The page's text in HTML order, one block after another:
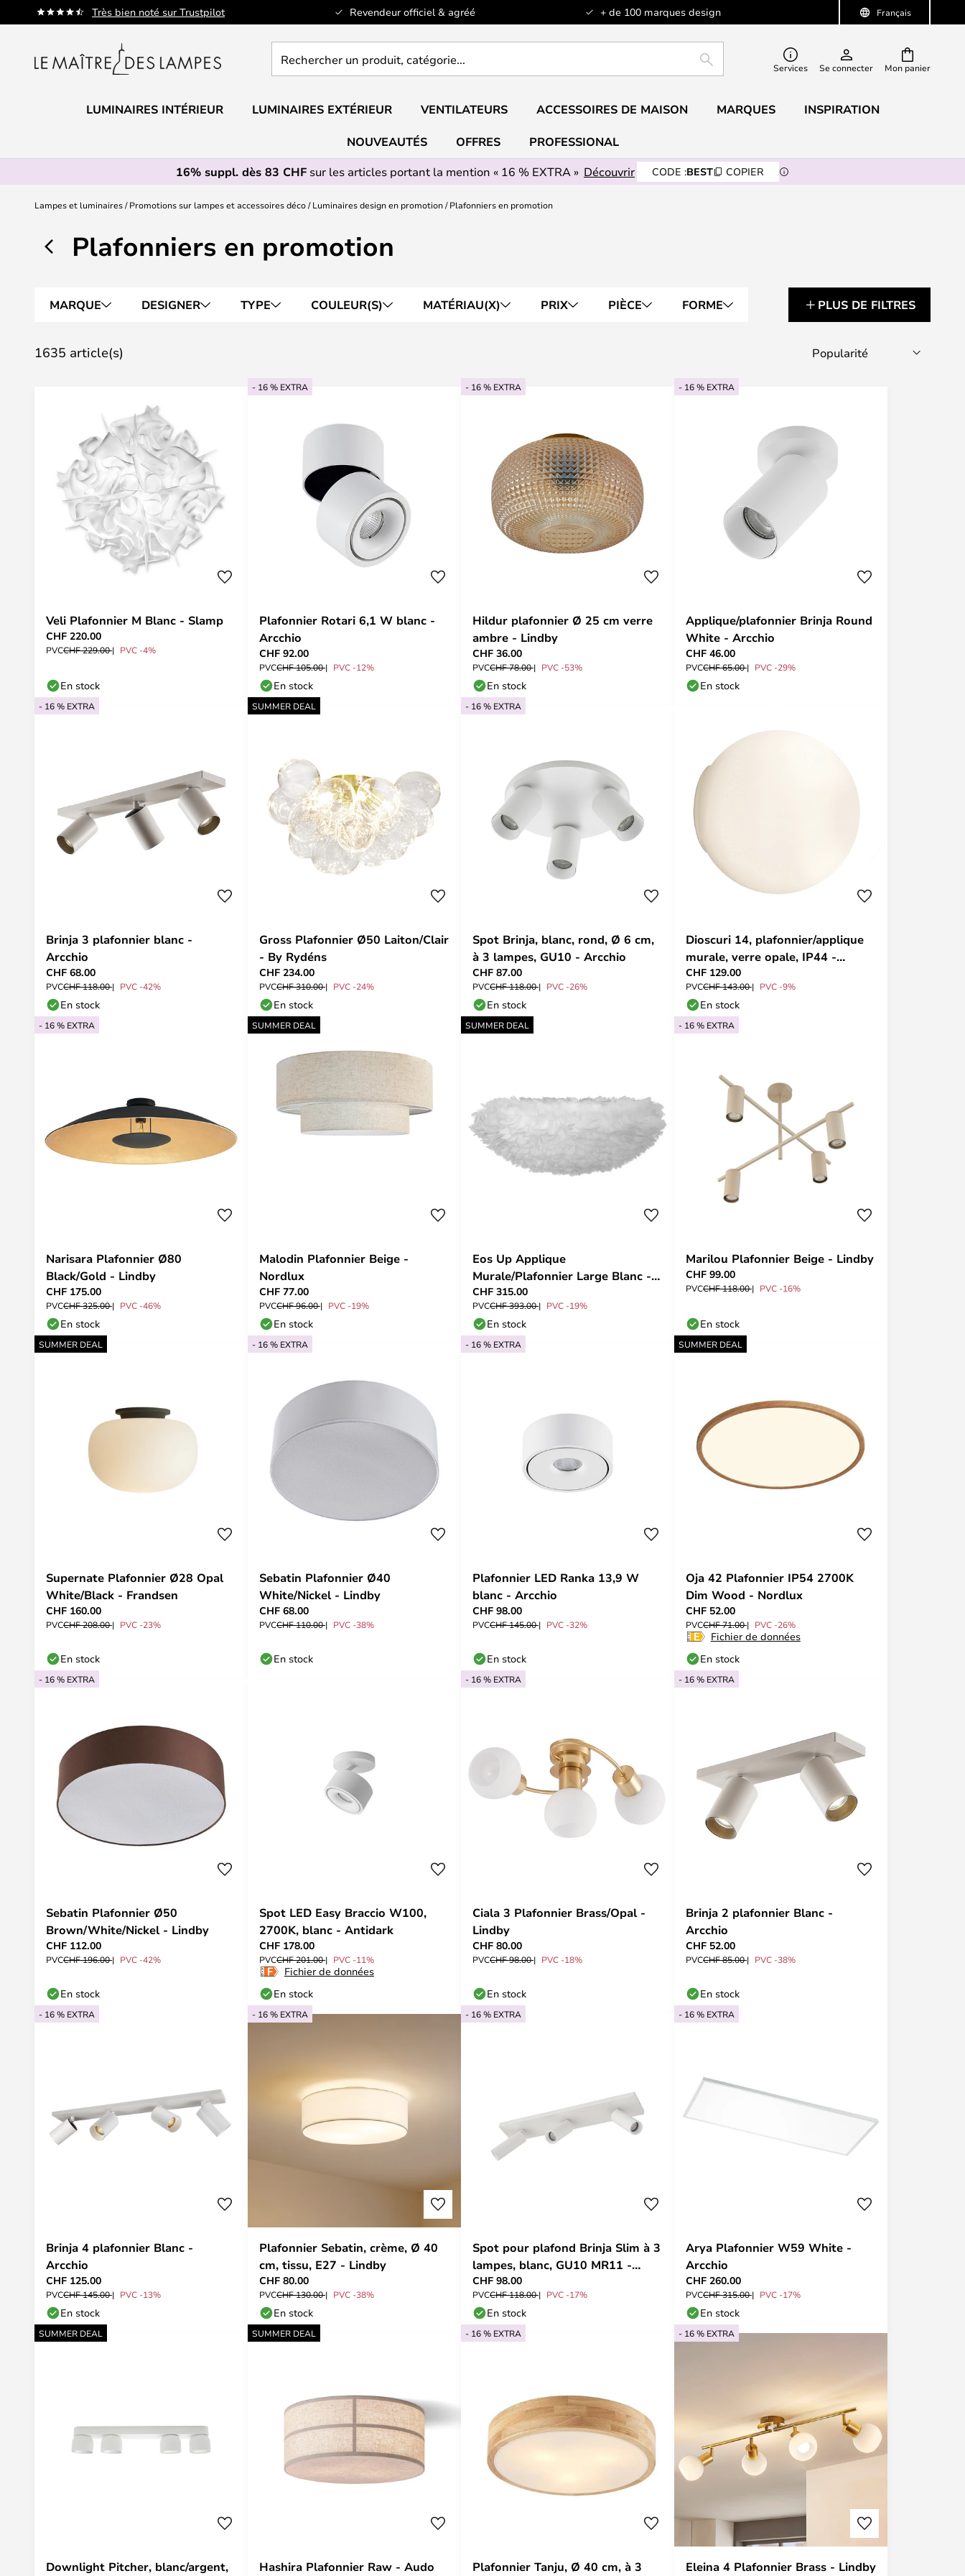
Français
Très bien noté sur Trustpilot Revendeur officiel & agréé + de 100 marques design
Allez
au
Mon panier
un
catégorie...
RECHERCHERServices Se connecter
LUMINAIRES INTÉRIEUR LUMINAIRES EXTÉRIEUR VENTILATEURS ACCESSOIRES DE MAISON MARQUES INSPIRATION
NOUVEAUTÉS OFFRES
PROFESSIONAL
16% suppl. dès 83 CHF sur les articles portant la mention « 16 % EXTRA » Découvrir CODE :BEST COPIER
Lampes et luminaires Promotions sur lampes et accessoires déco Luminaires design en promotion Plafonniers en promotion
Plafonniers en promotion
MARQUE DESIGNER TYPE COULEUR(S) MATÉRIAU(X) PRIX PIÈCE FORME PLUS DE FILTRES
1635 article(s)
Veli Plafonnier M Blanc - Slamp
CHF 220.00
PVCCHF 229.00 PVC -4%
En stock
- 16 % EXTRA
Plafonnier Rotari 6,1 W blanc -
Arcchio
CHF 92.00
PVCCHF 105.00 PVC -12%
En stock
- 16 % EXTRA
Hildur plafonnier Ø 25 cm verre
ambre - Lindby
CHF 36.00
PVCCHF 78.00 PVC -53%
En stock
- 16 % EXTRA
Applique/plafonnier Brinja Round
White - Arcchio
CHF 46.00
PVCCHF 65.00 PVC -29%
En stock
- 16 % EXTRA
Brinja 3 plafonnier blanc -
Arcchio
CHF 68.00
PVCCHF 118.00 PVC -42%
En stock
SUMMER DEAL
Gross Plafonnier Ø50 Laiton/Clair
- By Rydéns
CHF 234.00
PVCCHF 310.00 PVC -24%
En stock
- 16 % EXTRA
Spot Brinja, blanc, rond, Ø 6 cm,
à 3 lampes, GU10 - Arcchio
CHF 87.00
PVCCHF 118.00 PVC -26%
En stock
Dioscuri 14, plafonnier/applique
murale, verre opale, IP44 -
Artemide
CHF 129.00
PVCCHF 143.00 PVC -9%
En stock
- 16 % EXTRA
Narisara Plafonnier Ø80
Black/Gold - Lindby
CHF 175.00
PVCCHF 325.00 PVC -46%
En stock
SUMMER DEAL
Malodin Plafonnier Beige -
Nordlux
CHF 77.00
PVCCHF 96.00 PVC -19%
En stock
SUMMER DEAL
Eos Up Applique
Murale/Plafonnier Large Blanc -
UMAGE
CHF 315.00
PVCCHF 393.00 PVC -19%
En stock
- 16 % EXTRA
Marilou Plafonnier Beige - Lindby
CHF 99.00
PVCCHF 118.00 PVC -16%
En stock
SUMMER DEAL
Supernate Plafonnier Ø28 Opal
White/Black - Frandsen
CHF 160.00
PVCCHF 208.00 PVC -23%
En stock
- 16 % EXTRA
Sebatin Plafonnier Ø40
White/Nickel - Lindby
CHF 68.00
PVCCHF 110.00 PVC -38%
En stock
- 16 % EXTRA
Plafonnier LED Ranka 13,9 W
blanc - Arcchio
CHF 98.00
PVCCHF 145.00 PVC -32%
En stock
SUMMER DEAL
Oja 42 Plafonnier IP54 2700K
Dim Wood - Nordlux
CHF 52.00
PVCCHF 71.00 PVC -26%
Fichier de données
En stock
- 16 % EXTRA
Sebatin Plafonnier Ø50
Brown/White/Nickel - Lindby
CHF 112.00
PVCCHF 196.00 PVC -42%
En stock
Spot LED Easy Braccio W100,
2700K, blanc - Antidark
CHF 178.00
PVCCHF 201.00 PVC -11%
Fichier de données
En stock
- 16 % EXTRA
Ciala 3 Plafonnier Brass/Opal -
Lindby
CHF 80.00
PVCCHF 98.00 PVC -18%
En stock
- 16 % EXTRA
Brinja 2 plafonnier Blanc -
Arcchio
CHF 52.00
PVCCHF 85.00 PVC -38%
En stock
- 16 % EXTRA
Brinja 4 plafonnier Blanc -
Arcchio
CHF 125.00
PVCCHF 145.00 PVC -13%
En stock
- 16 % EXTRA
Plafonnier Sebatin, crème, Ø 40
cm, tissu, E27 - Lindby
CHF 80.00
PVCCHF 130.00 PVC -38%
En stock
- 16 % EXTRA
Spot pour plafond Brinja Slim à 3
lampes, blanc, GU10 MR11 -
Arcchio
CHF 98.00
PVCCHF 118.00 PVC -17%
En stock
- 16 % EXTRA
Arya Plafonnier W59 White -
Arcchio
CHF 260.00
PVCCHF 315.00 PVC -17%
En stock
SUMMER DEAL
Downlight Pitcher, blanc/argent,
SUMMER DEAL
Hashira Plafonnier Raw - Audo
- 16 % EXTRA
Plafonnier Tanju, Ø 40 cm, à 3
- 16 % EXTRA
Eleina 4 Plafonnier Brass - Lindby